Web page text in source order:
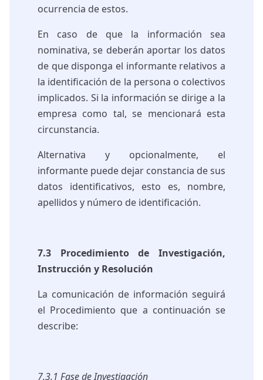
ocurrencia de estos.
En caso de que la información sea
nominativa, se deberán aportar los datos
de que disponga el informante relativos a
la identificación de la persona o colectivos
implicados. Si la información se dirige a la
empresa como tal, se mencionará esta
circunstancia.
Alternativa y opcionalmente, el
informante puede dejar constancia de sus
datos identificativos, esto es, nombre,
apellidos y número de identificación.
7.3 Procedimiento de Investigación,
Instrucción y Resolución
La comunicación de información seguirá
el Procedimiento que a continuación se
describe:
7.3.1 Fase de Investigación